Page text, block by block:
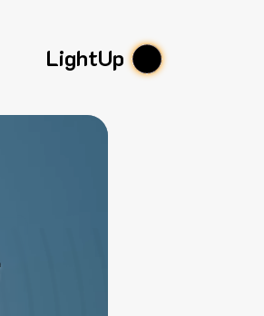
LightUp